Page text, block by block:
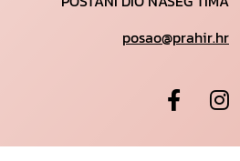
posao@prahir.hr